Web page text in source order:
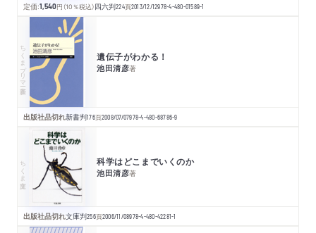
定価:1,540円 （10％税込）四六判224頁2013/12/12978-4-480-01589-1
ちくまプリマー新書 遺伝子がわかる！
池田清彦著
出版社品切れ新書判176頁2008/07/07978-4-480-68786-9
ちくま文庫 科学はどこまでいくのか
池田清彦著
出版社品切れ文庫判256頁2006/11/08978-4-480-42281-1